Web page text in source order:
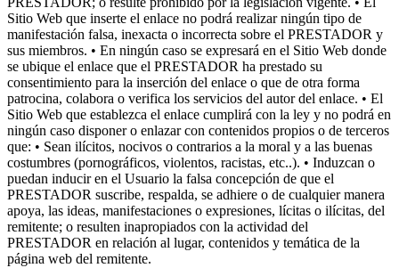
Sitio Web que inserte el enlace no podrá realizar ningún tipo de
manifestación falsa, inexacta o incorrecta sobre el PRESTADOR y
sus miembros. • En ningún caso se expresará en el Sitio Web donde
se ubique el enlace que el PRESTADOR ha prestado su
consentimiento para la inserción del enlace o que de otra forma
patrocina, colabora o verifica los servicios del autor del enlace. • El
Sitio Web que establezca el enlace cumplirá con la ley y no podrá en
ningún caso disponer o enlazar con contenidos propios o de terceros
que: • Sean ilícitos, nocivos o contrarios a la moral y a las buenas
costumbres (pornográficos, violentos, racistas, etc..). • Induzcan o
puedan inducir en el Usuario la falsa concepción de que el
PRESTADOR suscribe, respalda, se adhiere o de cualquier manera
apoya, las ideas, manifestaciones o expresiones, lícitas o ilícitas, del
remitente; o resulten inapropiados con la actividad del
PRESTADOR en relación al lugar, contenidos y temática de la
página web del remitente.